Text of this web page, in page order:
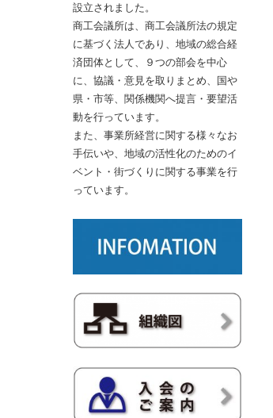
設立されました。
商工会議所は、商工会議所法の規定
に基づく法人であり、地域の総合経
済団体として、９つの部会を中心
に、協議・意見を取りまとめ、国や
県・市等、関係機関へ提言・要望活
動を行っています。
また、事業所経営に関する様々なお
手伝いや、地域の活性化のためのイ
ベント・街づくりに関する事業を行
っています。